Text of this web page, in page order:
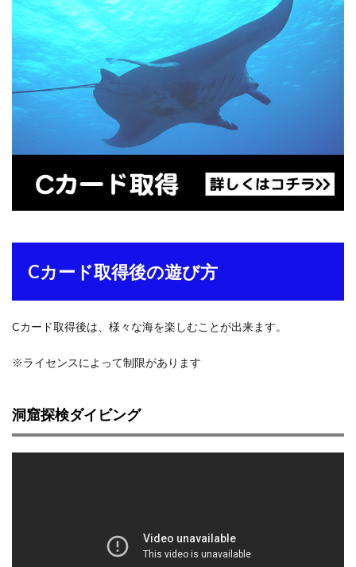
Cカード取得後の遊び方
Cカード取得後は、様々な海を楽しむことが出来ます。
※ライセンスによって制限があります
洞窟探検ダイビング